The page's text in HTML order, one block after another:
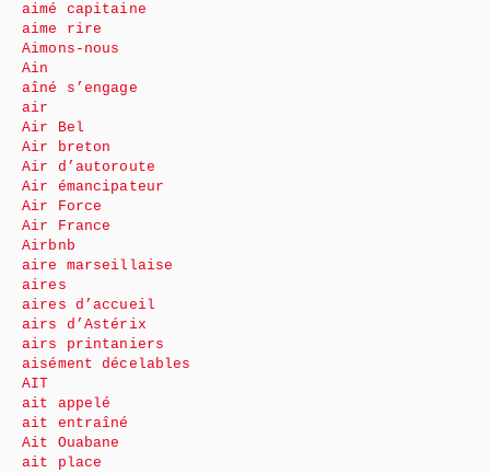
aimé capitaine
aime rire
Aimons-nous
Ain
aîné s’engage
air
Air Bel
Air breton
Air d’autoroute
Air émancipateur
Air Force
Air France
Airbnb
aire marseillaise
aires
aires d’accueil
airs d’Astérix
airs printaniers
aisément décelables
AIT
ait appelé
ait entraîné
Ait Ouabane
ait place